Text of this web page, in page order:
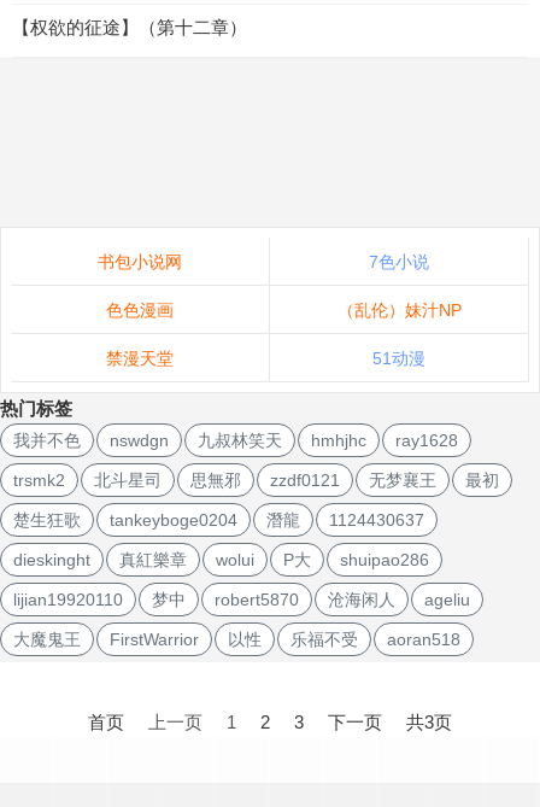
【权欲的征途】（第十二章）
书包小说网 7色小说
色色漫画 （乱伦）妹汁NP
禁漫天堂 51动漫
热门标签
我并不色 nswdgn 九叔林笑天 hmhjhc ray1628
trsmk2 北斗星司 思無邪 zzdf0121 无梦襄王 最初
楚生狂歌 tankeyboge0204 潛龍 1124430637
dieskinght 真紅樂章 wolui P大 shuipao286
lijian19920110 梦中 robert5870 沧海闲人 ageliu
大魔鬼王 FirstWarrior 以性 乐福不受 aoran518
首页 上一页 1 2 3 下一页 共3页